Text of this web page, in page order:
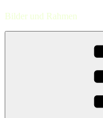
Bilder und Rahmen